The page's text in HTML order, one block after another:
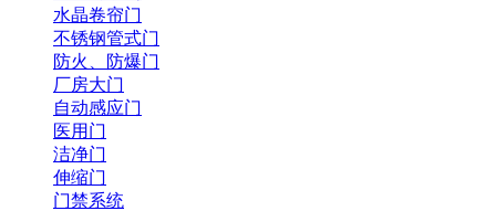
水晶卷帘门
不锈钢管式门
防火、防爆门
厂房大门
自动感应门
医用门
洁净门
伸缩门
门禁系统